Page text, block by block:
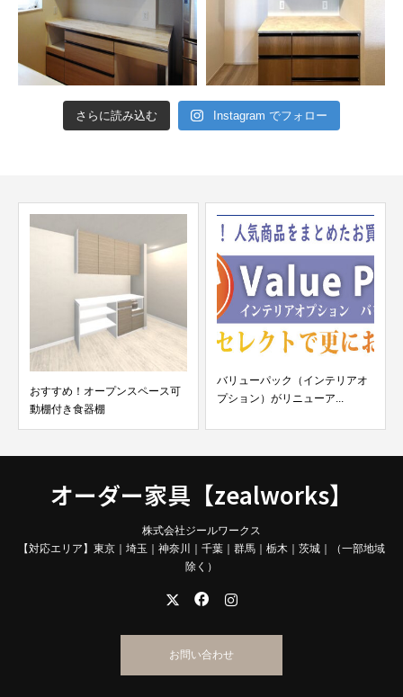
さらに読み込む Instagram でフォロー
おすすめ！オープンスペース可
動棚付き食器棚
バリューパック（インテリアオ
プション）がリニューア...
オーダー家具【zealworks】
株式会社ジールワークス
【対応エリア】東京｜埼玉｜神奈川｜千葉｜群馬｜栃木｜茨城｜（一部地域
除く）
お問い合わせ